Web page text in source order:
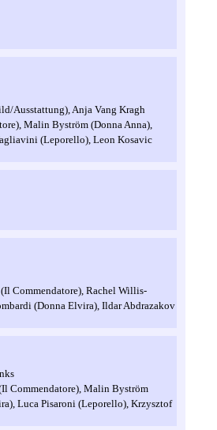
Ausstattung), Anja Vang Kragh
Malin Byström (Donna Anna),
(Leporello), Leon Kosavic
Commendatore), Rachel Willis-
(Donna Elvira), Ildar Abdrazakov
Commendatore), Malin Byström
Luca Pisaroni (Leporello), Krzysztof